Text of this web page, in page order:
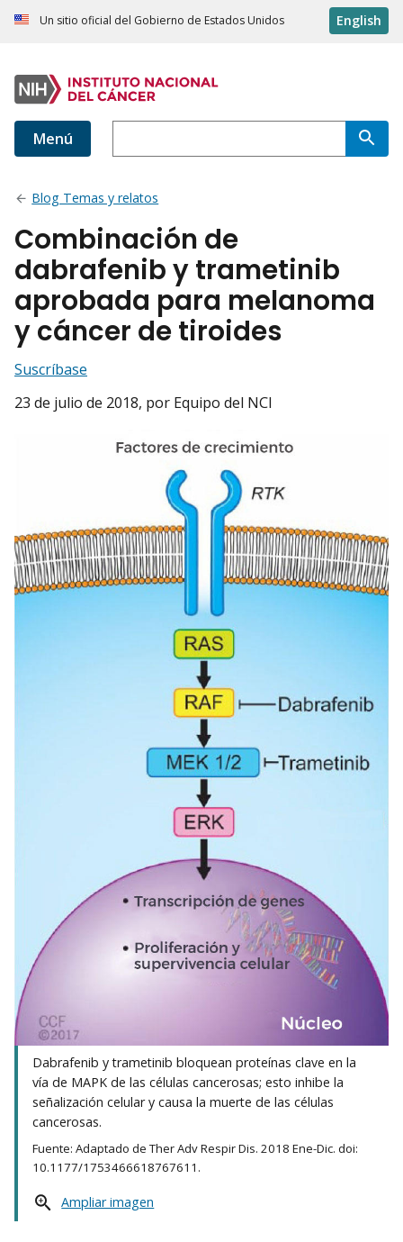
Un sitio oficial del Gobierno de Estados Unidos English
Menú
Blog Temas y relatos
Combinación de
dabrafenib y trametinib
aprobada para melanoma
y cáncer de tiroides
Suscríbase
23 de julio de 2018, por Equipo del NCI
Dabrafenib y trametinib bloquean proteínas clave en la
vía de MAPK de las células cancerosas; esto inhibe la
señalización celular y causa la muerte de las células
cancerosas.
Fuente: Adaptado de Ther Adv Respir Dis. 2018 Ene-Dic. doi:
10.1177/1753466618767611.
Ampliar imagen